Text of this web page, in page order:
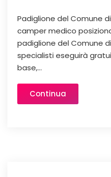
Padiglione del Comune
camper medico
padiglione del Comune
specialisti eseguirà
base,...
Continua